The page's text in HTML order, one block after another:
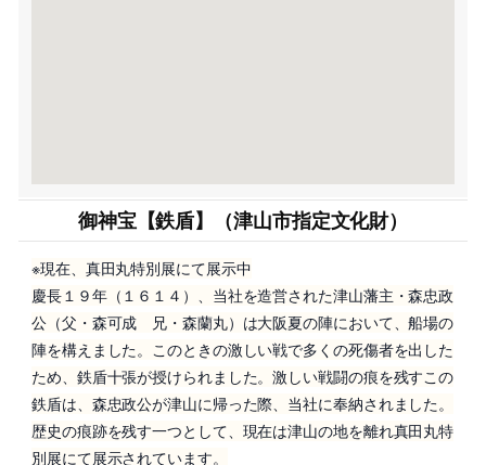
御神宝【鉄盾】（津山市指定文化財）
※現在、真田丸特別展にて展示中
慶長１９年（１６１４）、当社を造営された津山藩主・森忠政
公（父・森可成 兄・森蘭丸）は大阪夏の陣において、船場の
陣を構えました。このときの激しい戦で多くの死傷者を出した
ため、鉄盾十張が授けられました。激しい戦闘の痕を残すこの
鉄盾は、森忠政公が津山に帰った際、当社に奉納されました。
歴史の痕跡を残す一つとして、現在は津山の地を離れ真田丸特
別展にて展示されています。